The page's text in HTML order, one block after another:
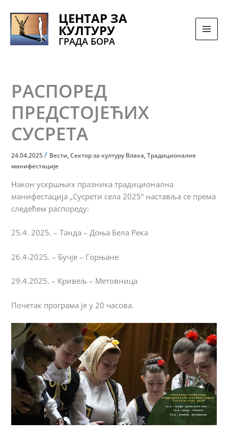
sadržaj
ЦЕНТАР ЗА
КУЛТУРУ
ГРАДА БОРА
РАСПОРЕД
ПРЕДСТОЈЕЋИХ
СУСРЕТА
24.04.2025/ Вести ,Сектор за културу Влаха ,Традиционалне
манифестације
Након ускршњих празника традиционална
манифестација „Сусрети села 2025“ наставља се према
следећем распореду:
25.4. 2025. – Танда – Доња Бела Река
26.4-2025. – Бучје – Горњане
29.4.2025. – Кривељ – Метовница
Почетак програма је у 20 часова.